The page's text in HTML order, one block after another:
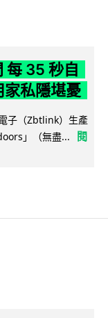
每 35 秒自
家私隱堪憂
子（Zbtlink）生產
」（無盡...
閱